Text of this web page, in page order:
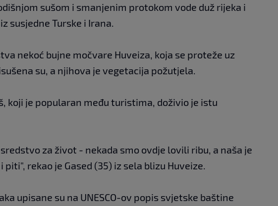
sušom i smanjenim protokom vode duž rijeka i
susjedne Turske i Irana.
nekoć bujne močvare Huveiza, koja se proteže uz
su, a njihova je vegetacija požutjela.
koji je popularan među turistima, doživio je istu
za život - nekada smo ovdje lovili ribu, a naša je
rekao je Gased (35) iz sela blizu Huveize.
upisane su na UNESCO-ov popis svjetske baštine